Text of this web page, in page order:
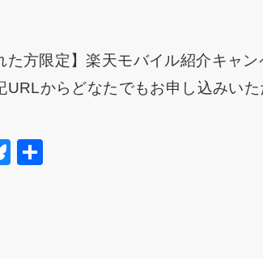
た方限定】楽天モバイル紹介キャ
からどなたでもお申し込みいた
Bl